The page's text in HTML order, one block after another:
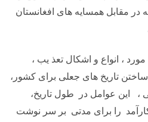
در مقابل همسایه های افغانستان
، انواع و اشکال تعذ یب ،
تاریخ های جعلی برای کشور،
، این عوامل در طول تاریخ،
را برای مدتی بر سر نوشت